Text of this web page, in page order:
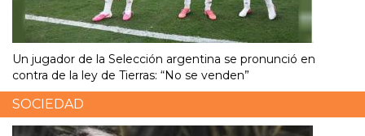
Un jugador de la Selección argentina se pronunció en
contra de la ley de Tierras: “No se venden”
SOCIEDAD